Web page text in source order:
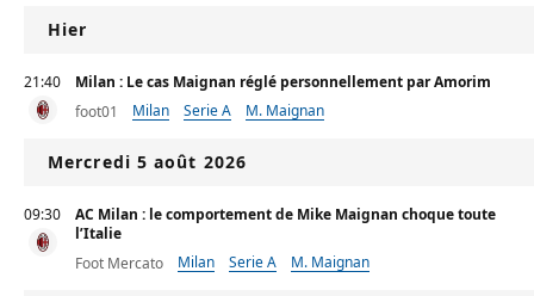
Hier
21:40
Milan : Le cas Maignan réglé personnellement par Amorim
foot01
Milan Serie A M. Maignan
Mercredi 5 août 2026
09:30
AC Milan : le comportement de Mike Maignan choque toute
l’Italie
Foot Mercato
Milan Serie A M. Maignan